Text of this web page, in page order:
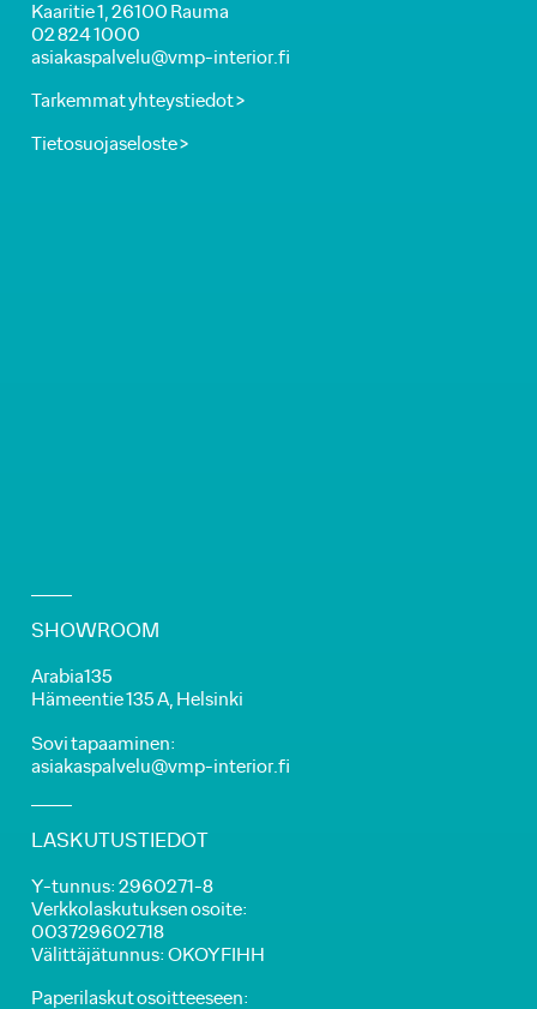
Kaaritie 1, 26100 Rauma
02 824 1000
asiakaspalvelu@vmp-interior.fi
Tarkemmat yhteystiedot >
Tietosuojaseloste >
SHOWROOM
Arabia135
Hämeentie 135 A, Helsinki
Sovi tapaaminen:
asiakaspalvelu@vmp-interior.fi
LASKUTUSTIEDOT
Y-tunnus: 2960271-8
Verkkolaskutuksen osoite:
003729602718
Välittäjätunnus: OKOYFIHH
Paperilaskut osoitteeseen: